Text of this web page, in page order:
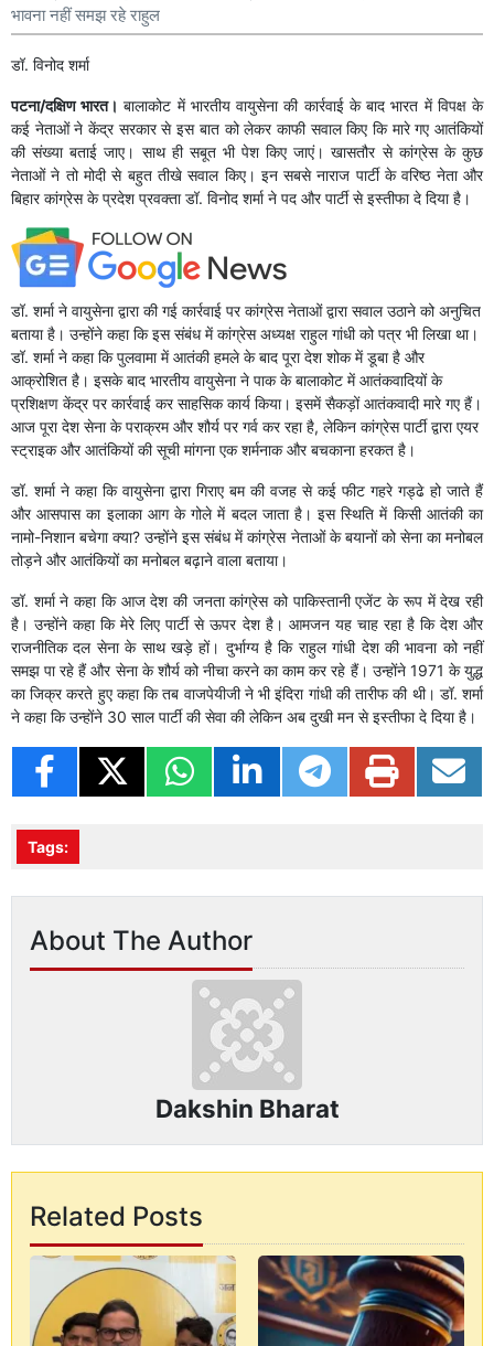
भावना नहीं समझ रहे राहुल
डॉ. विनोद शर्मा
पटना/दक्षिण भारत। बालाकोट में भारतीय वायुसेना की कार्रवाई के बाद भारत में विपक्ष के
कई नेताओं ने केंद्र सरकार से इस बात को लेकर काफी सवाल किए कि मारे गए आतंकियों
की संख्या बताई जाए। साथ ही सबूत भी पेश किए जाएं। खासतौर से कांग्रेस के कुछ
नेताओं ने तो मोदी से बहुत तीखे सवाल किए। इन सबसे नाराज पार्टी के वरिष्ठ नेता और
बिहार कांग्रेस के प्रदेश प्रवक्ता डॉ. विनोद शर्मा ने पद और पार्टी से इस्तीफा दे दिया है।
डॉ. शर्मा ने वायुसेना द्वारा की गई कार्रवाई पर कांग्रेस नेताओं द्वारा सवाल उठाने को अनुचित
बताया है। उन्होंने कहा कि इस संबंध में कांग्रेस अध्यक्ष राहुल गांधी को पत्र भी लिखा था।
डॉ. शर्मा ने कहा कि पुलवामा में आतंकी हमले के बाद पूरा देश शोक में डूबा है और
आक्रोशित है। इसके बाद भारतीय वायुसेना ने पाक के बालाकोट में आतंकवादियों के
प्रशिक्षण केंद्र पर कार्रवाई कर साहसिक कार्य किया। इसमें सैकड़ों आतंकवादी मारे गए हैं।
आज पूरा देश सेना के पराक्रम और शौर्य पर गर्व कर रहा है, लेकिन कांग्रेस पार्टी द्वारा एयर
स्ट्राइक और आतंकियों की सूची मांगना एक शर्मनाक और बचकाना हरकत है।
डॉ. शर्मा ने कहा कि वायुसेना द्वारा गिराए बम की वजह से कई फीट गहरे गड्ढे हो जाते हैं
और आसपास का इलाका आग के गोले में बदल जाता है। इस स्थिति में किसी आतंकी का
नामो-निशान बचेगा क्या? उन्होंने इस संबंध में कांग्रेस नेताओं के बयानों को सेना का मनोबल
तोड़ने और आतंकियों का मनोबल बढ़ाने वाला बताया।
डॉ. शर्मा ने कहा कि आज देश की जनता कांग्रेस को पाकिस्तानी एजेंट के रूप में देख रही
है। उन्होंने कहा कि मेरे लिए पार्टी से ऊपर देश है। आमजन यह चाह रहा है कि देश और
राजनीतिक दल सेना के साथ खड़े हों। दुर्भाग्य है कि राहुल गांधी देश की भावना को नहीं
समझ पा रहे हैं और सेना के शौर्य को नीचा करने का काम कर रहे हैं। उन्होंने 1971 के युद्ध
का जिक्र करते हुए कहा कि तब वाजपेयीजी ने भी इंदिरा गांधी की तारीफ की थी। डॉ. शर्मा
ने कहा कि उन्होंने 30 साल पार्टी की सेवा की लेकिन अब दुखी मन से इस्तीफा दे दिया है।
Tags:
About The Author
Dakshin Bharat
Related Posts